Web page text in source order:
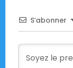
S’abonner